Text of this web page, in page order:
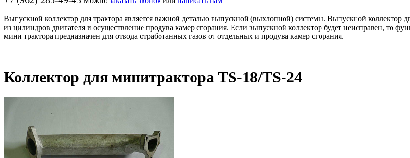
Выпускной коллектор для трактора является важной деталью выпускной (выхлопной) системы. Выпускной коллектор
из цилиндров двигателя и осуществление продува камер сгорания. Если выпускной коллектор будет неисправен, то
мини трактора предназначен для отвода отработанных газов от отдельных и продува камер сгорания.
Коллектор для минитрактора TS-18/TS-24